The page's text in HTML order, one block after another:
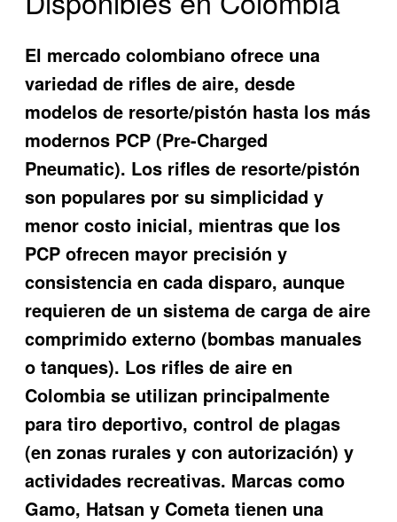
El mercado colombiano ofrece una
variedad de rifles de aire, desde
modelos de resorte/pistón hasta los más
modernos PCP (Pre-Charged
Pneumatic). Los rifles de resorte/pistón
son populares por su simplicidad y
menor costo inicial, mientras que los
PCP ofrecen mayor precisión y
consistencia en cada disparo, aunque
requieren de un sistema de carga de aire
comprimido externo (bombas manuales
o tanques). Los rifles de aire en
Colombia se utilizan principalmente
para tiro deportivo, control de plagas
(en zonas rurales y con autorización) y
actividades recreativas. Marcas como
Gamo, Hatsan y Cometa tienen una